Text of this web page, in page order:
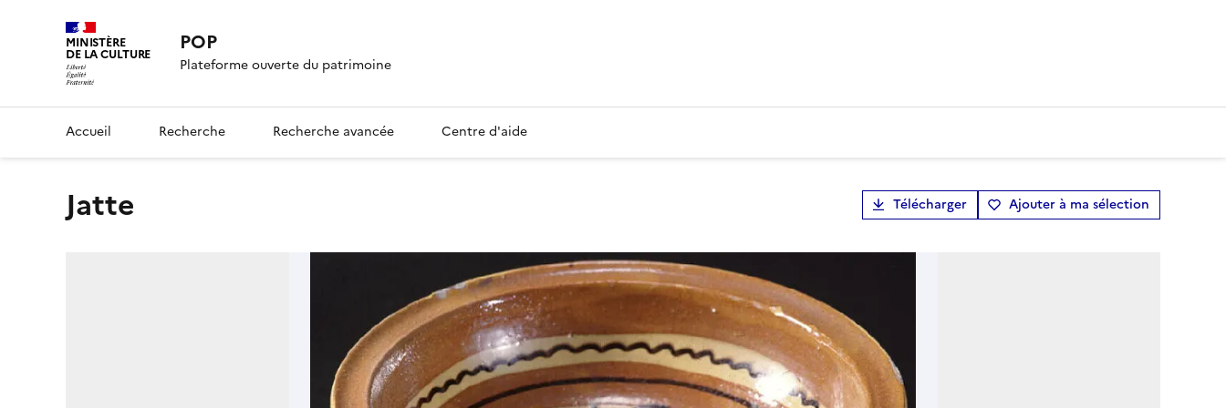
MINISTÈRE
DE LA CULTURE POP
Plateforme ouverte du patrimoine
Accueil Recherche Recherche avancée Centre d'aide
jatte Télécharger Ajouter à ma sélection